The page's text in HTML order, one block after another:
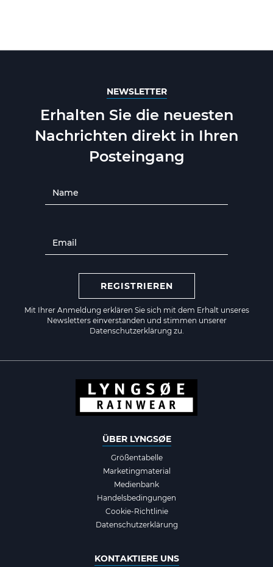
NEWSLETTER
Erhalten Sie die neuesten
Nachrichten direkt in Ihren
Posteingang
REGISTRIEREN
Mit Ihrer Anmeldung erklären Sie sich mit dem Erhalt unseres
Newsletters einverstanden und stimmen unserer
Datenschutzerklärung zu.
ÜBER LYNGSØE
Größentabelle
Marketingmaterial
Medienbank
Handelsbedingungen
Cookie-Richtlinie
Datenschutzerklärung
KONTAKTIERE UNS